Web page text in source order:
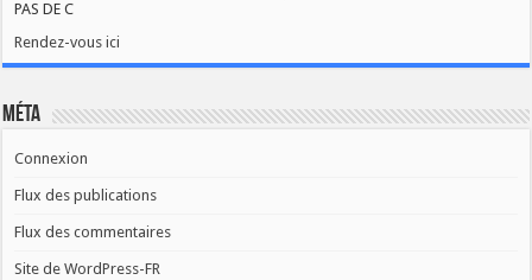
PAS DE C
Rendez-vous ici
Méta
Connexion
Flux des publications
Flux des commentaires
Site de WordPress-FR